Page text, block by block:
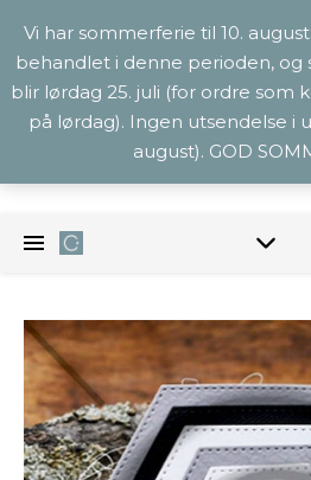
Vi har sommerferie til 10.
behandlet i denne perioden, og
blir lørdag 25. juli (for ordre som
på lørdag). Ingen utsendelse i
august). GOD